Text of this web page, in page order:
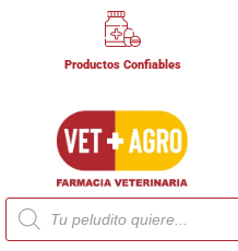
Productos Confiables